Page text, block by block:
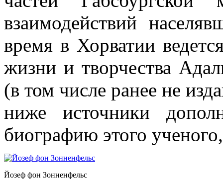
взаимодействий
время в Хорватии
жизни и творчества
(в том числе ранее не
ниже источники
биографию этого
Йозеф фон Зонненфельс